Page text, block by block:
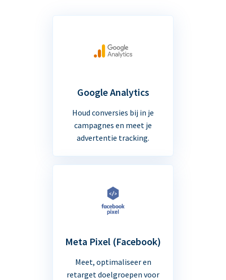
Google Analytics
Houd conversies bij in je
campagnes en meet je
advertentie tracking.
Meta Pixel (Facebook)
Meet, optimaliseer en
retarget doelgroepen voor